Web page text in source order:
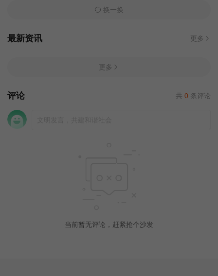
换一换
最新资讯 更多
更多
评论 共 0 条评论
当前暂无评论，赶紧抢个沙发